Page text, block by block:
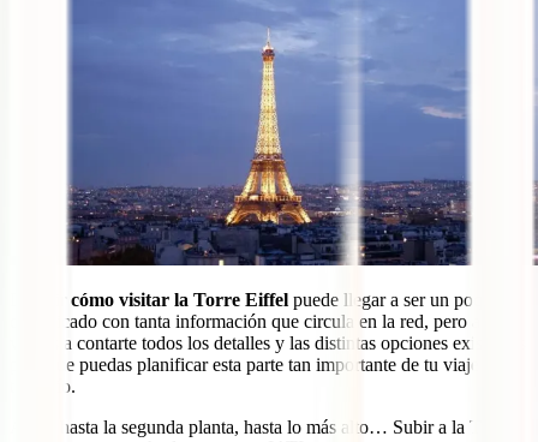
cómo visitar la Torre Eiffel puede llegar a ser un poquito
complicado con tanta información que circula en la red, pero aquí
vamos a contarte todos los detalles y las distintas opciones existentes
para que puedas planificar esta parte tan importante de tu viaje sin
tanto lío.
A pie, hasta la segunda planta, hasta lo más alto… Subir a la Torre